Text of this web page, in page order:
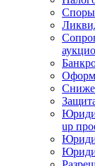
Споры
up